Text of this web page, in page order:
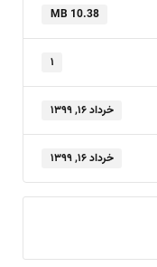
10.38 MB
۱
خرداد ۱۶, ۱۳۹۹
خرداد ۱۶, ۱۳۹۹